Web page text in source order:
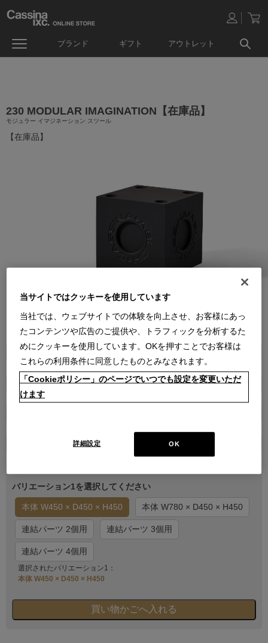
ブランド ギフト アウトレット
230 MODULAR IMAGINATION【在庫品】
モジュラー イマジネーション スツール
【在庫品】
● ● ● ● ● ●
商品属性
家具
品番
1CAG0620000000000000
バリエーション1を選択してください
本体 W450 × D450 × H450 本体 W780 × D450 × H450
連結パーツ 2個用 連結パーツ 3個用
連結パーツ 4個用
選択されたバリエーション1：
本体 W450 × D450 × H450
当サイトではクッキーを使用しています
当社では、ウェブサイトでの体験を向上させ、お客様にあっ
たコンテンツや広告のご提供や、トラフィックを分析するた
めにクッキーを使用しています。OKを押すことでお客様は
これらの利用条件に同意したものとみなされます。
「Cookieポリシー」のページでいつでも設定を変更いただ
けます
OK
詳細設定